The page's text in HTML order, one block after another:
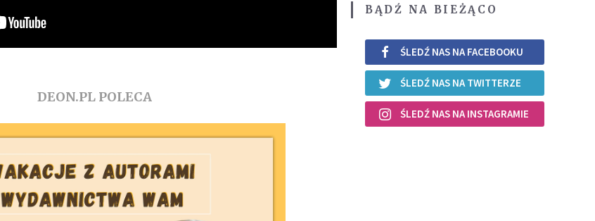
DEON.PL POLECA
BĄDŹ NA BIEŻĄCO
ŚLEDŹ NAS NA FACEBOOKU
ŚLEDŹ NAS NA TWITTERZE
ŚLEDŹ NAS NA INSTAGRAMIE